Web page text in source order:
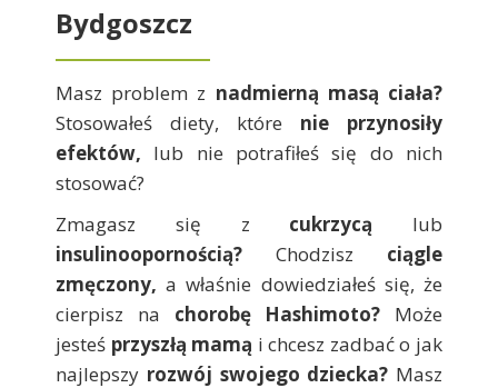
Bydgoszcz
Masz problem z nadmierną masą ciała?
Stosowałeś diety, które nie przynosiły
efektów, lub nie potrafiłeś się do nich
stosować?
Zmagasz się z cukrzycą lub
insulinoopornością? Chodzisz ciągle
zmęczony, a właśnie dowiedziałeś się, że
cierpisz na chorobę Hashimoto? Może
jesteś przyszłą mamą i chcesz zadbać o jak
najlepszy rozwój swojego dziecka? Masz